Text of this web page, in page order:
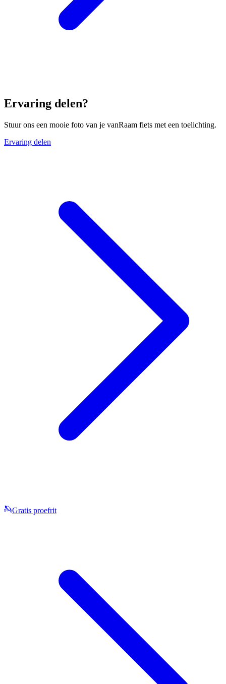
Ervaring delen?
Stuur ons een mooie foto van je vanRaam fiets met een toelichting.
Ervaring delen
Gratis proefrit